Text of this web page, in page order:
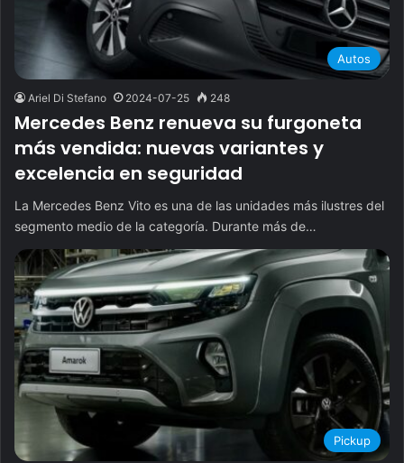
Autos
Ariel Di Stefano 2024-07-25 248
Mercedes Benz renueva su furgoneta
más vendida: nuevas variantes y
excelencia en seguridad
La Mercedes Benz Vito es una de las unidades más ilustres del
segmento medio de la categoría. Durante más de…
Pickup